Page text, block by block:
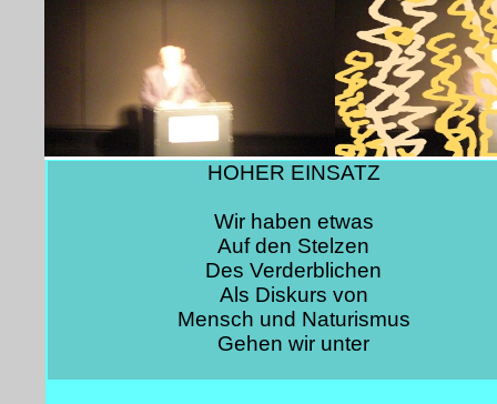
HOHER EINSATZ
Wir haben etwas
Auf den Stelzen
Des Verderblichen
Als Diskurs von
Mensch und Naturismus
Gehen wir unter